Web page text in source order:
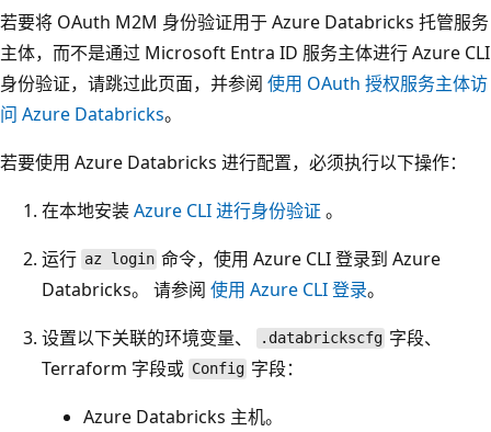
若要将 OAuth M2M 身份验证用于 Azure Databricks 托管服务
主体，而不是通过 Microsoft Entra ID 服务主体进行 Azure CLI
身份验证，请跳过此页面，并参阅 使用 OAuth 授权服务主体访
问 Azure Databricks。
若要使用 Azure Databricks 进行配置，必须执行以下操作：
在本地安装Azure CLI 进行身份验证 。
运行 az login 命令，使用 Azure CLI 登录到 Azure
Databricks。 请参阅 使用 Azure CLI 登录。
设置以下关联的环境变量、
.databrickscfg 字段、
Terraform 字段或 Config 字段：
Azure Databricks 主机。